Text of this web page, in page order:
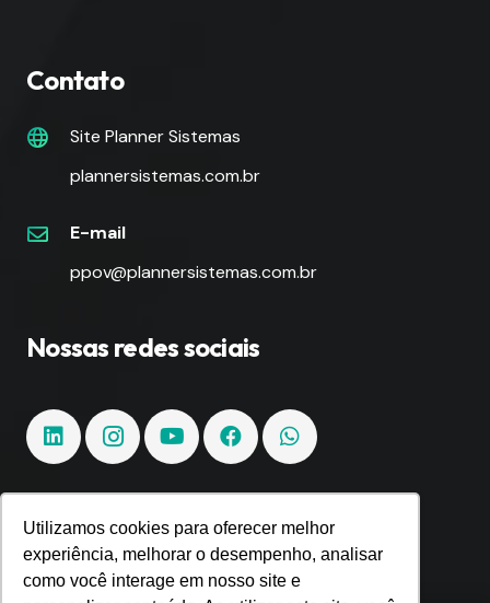
Utilizamos cookies para oferecer melhor
experiência, melhorar o desempenho, analisar
como você interage em nosso site e
Contato
Site Planner Sistemas
plannersistemas.com.br
E-mail
ppov@plannersistemas.com.br
Nossas redes sociais
Fique por dentro!